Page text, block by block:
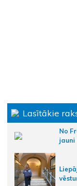
Lasītākie
No
jauni